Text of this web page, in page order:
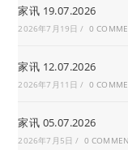
家讯 19.07.2026
2026年7月19日 / 0
家讯 12.07.2026
2026年7月11日 / 0
家讯 05.07.2026
2026年7月5日 / 0